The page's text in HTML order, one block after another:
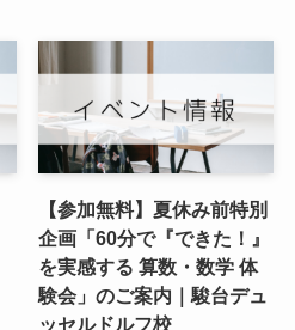
【参加無料】夏休み前特別
企画「60分で『できた！』
を実感する 算数・数学 体
験会」のご案内｜駿台デュ
ッセルドルフ校